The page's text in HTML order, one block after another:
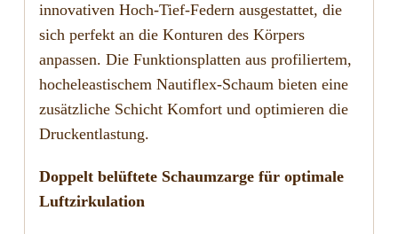
innovativen Hoch-Tief-Federn ausgestattet, die
sich perfekt an die Konturen des Körpers
anpassen. Die Funktionsplatten aus profiliertem,
hocheleastischem Nautiflex-Schaum bieten eine
zusätzliche Schicht Komfort und optimieren die
Druckentlastung.
Doppelt belüftete Schaumzarge für optimale
Luftzirkulation